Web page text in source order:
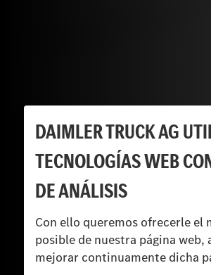
DAIMLER TRUCK AG
TECNOLOGÍAS WEB
DE ANÁLISIS
Con ello queremos ofrecerle el
posible de nuestra página web,
mejorar continuamente dicha